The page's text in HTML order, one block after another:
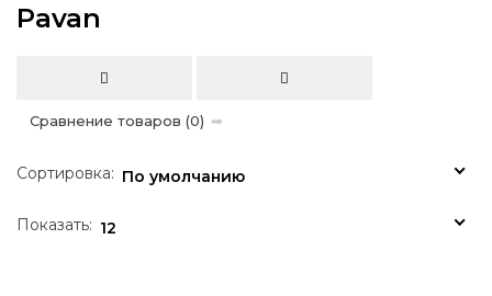
Pavan
Сравнение товаров (0)
Сортировка: По умолчанию
Показать: 12